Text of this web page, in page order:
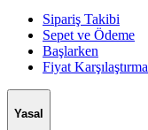
Sipariş Takibi
Sepet ve Ödeme
Başlarken
Fiyat Karşılaştırma
Yasal